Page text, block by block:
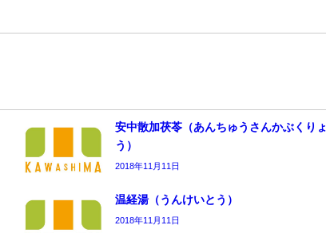
安中散加茯苓（あんちゅうさんかぶくりょ
う）
2018年11月11日
温経湯（うんけいとう）
2018年11月11日